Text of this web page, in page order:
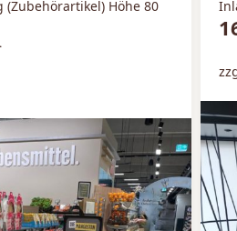
(Zubehörartikel) Höhe 80